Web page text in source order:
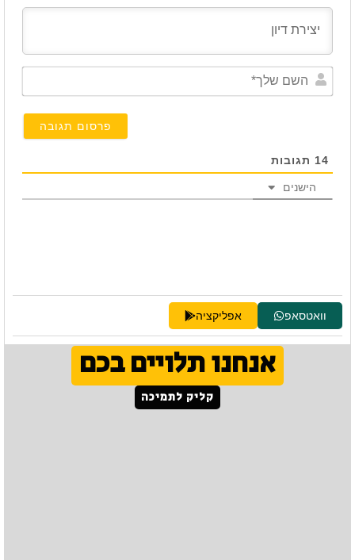
14 תגובות
הישנים
וואטסאפ אפליקציה
אנחנו תלויים בכם
קליק לתמיכה